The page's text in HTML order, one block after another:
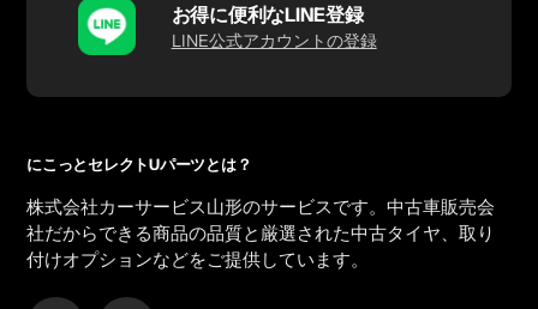
お得に便利なLINE登録
LINE公式アカウントの登録
にこっとセレクトUパーツとは？
株式会社カーサービス山形のサービスです。中古車販売会
社だからできる商品の品質と厳選された中古タイヤ、取り
付けオプションなどをご提供しています。